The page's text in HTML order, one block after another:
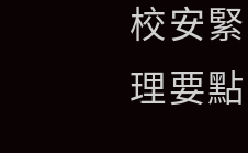
校安
理要點